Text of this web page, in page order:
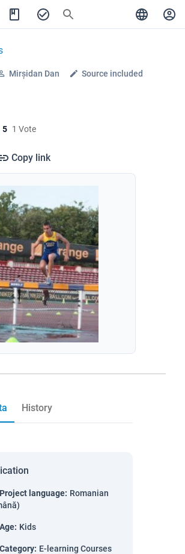
Mirșidan Dan
Source included
5 1 Vote
Copy link
History
Project language: Romanian
Age: Kids
Category: E-learning Courses